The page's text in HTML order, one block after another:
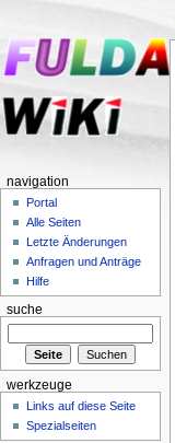
navigation
Portal
Alle Seiten
Letzte Änderungen
Anfragen und Anträge
Hilfe
suche
werkzeuge
Links auf diese Seite
Spezialseiten